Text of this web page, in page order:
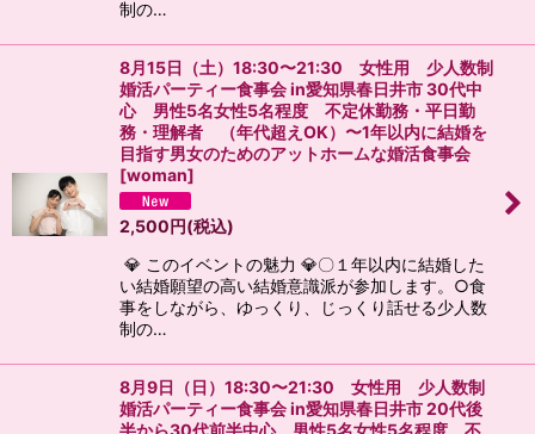
制の…
8月15日（土）18:30〜21:30 女性用 少人数制
婚活パーティー食事会 in愛知県春日井市 30代中
心 男性5名女性5名程度 不定休勤務・平日勤
務・理解者 （年代超えOK）〜1年以内に結婚を
目指す男女のためのアットホームな婚活食事会
[woman]
2,500円(税込)
💎 このイベントの魅力 💎〇１年以内に結婚した
い結婚願望の高い結婚意識派が参加します。○食
事をしながら、ゆっくり、じっくり話せる少人数
制の…
8月9日（日）18:30〜21:30 女性用 少人数制
婚活パーティー食事会 in愛知県春日井市 20代後